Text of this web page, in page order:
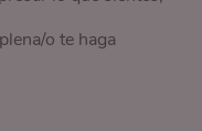
o te haga